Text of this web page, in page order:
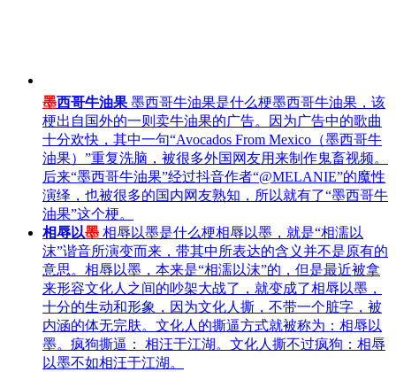
墨西哥牛油果 墨西哥牛油果是什么梗墨西哥牛油果，该
梗出自国外的一则卖牛油果的广告。因为广告中的歌曲
十分欢快，其中一句“Avocados From Mexico（墨西哥牛
油果）”重复洗脑，被很多外国网友用来制作鬼畜视频。
后来“墨西哥牛油果”经过抖音作者“@MELANIE”的魔性
演绎，也被很多的国内网友熟知，所以就有了“墨西哥牛
油果”这个梗。
相辱以墨 相辱以墨是什么梗相辱以墨，就是“相濡以
沫”谐音所演变而来，带其中所表达的含义并不是原有的
意思。相辱以墨，本来是“相濡以沫”的，但是最近被拿
来形容文化人之间的吵架大战了，就变成了相辱以墨，
十分的生动和形象，因为文化人撕，不带一个脏字，被
内涵的体无完肤。文化人的撕逼方式就被称为：相辱以
墨。疯狗撕逼： 相汪于江湖。文化人撕不过疯狗：相辱
以墨不如相汪于江湖。